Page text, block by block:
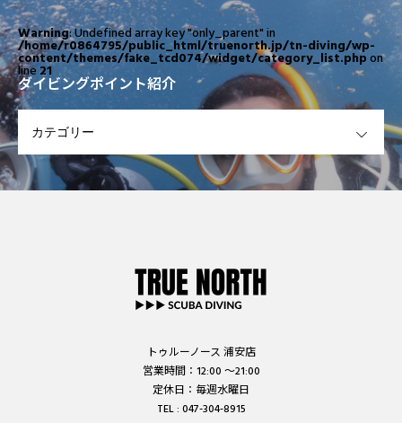
Warning: Undefined array key "only_parent" in
/home/r0864795/public_html/truenorth.jp/tn-diving/wp-
content/themes/fake_tcd074/widget/category_list.php on
line 21
ダイビングポイント紹介
OPEN
トゥルーノース 浦安店
営業時間：12:00 ～21:00
定休日：毎週水曜日
TEL : 047-304-8915